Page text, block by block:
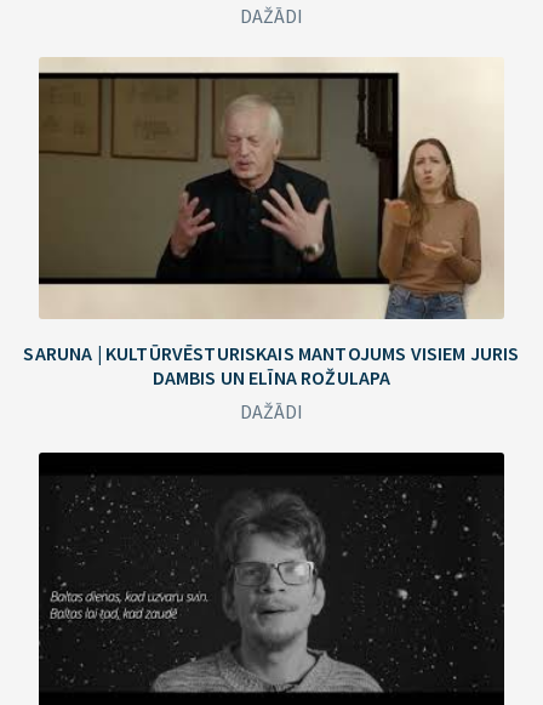
DAŽĀDI
SARUNA | KULTŪRVĒSTURISKAIS MANTOJUMS VISIEM JURIS
DAMBIS UN ELĪNA ROŽULAPA
DAŽĀDI